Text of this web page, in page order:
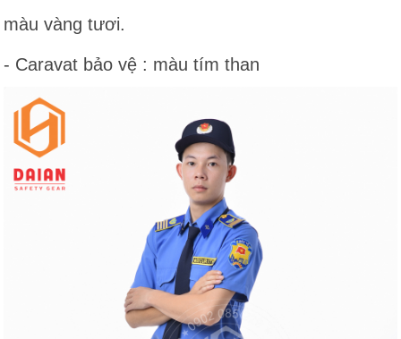
màu vàng tươi.
- Caravat bảo vệ : màu tím than